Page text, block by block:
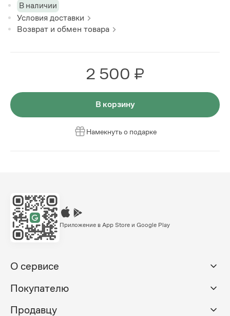
В наличии
Условия доставки
Возврат и обмен товара
2 500 ₽
В корзину
Намекнуть о подарке
Приложение в App Store и Google Play
О сервисе
Покупателю
Продавцу